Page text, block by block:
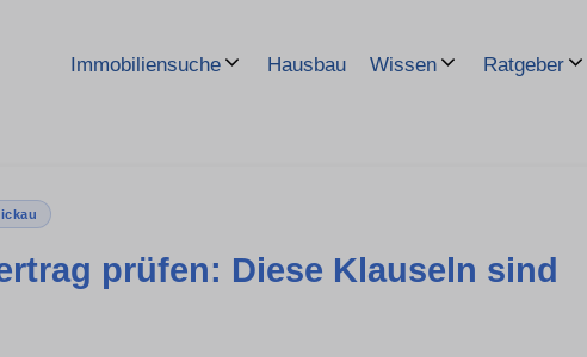
Immobiliensuche Hausbau Wissen Ratgeber
prüfen: Diese Klauseln sind